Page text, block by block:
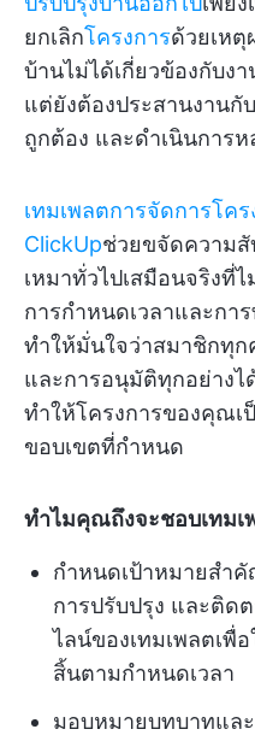
ยกเลิกโครงการด้วยเหตุ
บ้านไม่ได้เกี่ยวข้องกับง
แต่ยังต้องประสานงานกั
ถูกต้อง และดำเนินการ
เทมเพลตการจัดการโค
ClickUpช่วยขจัดความ
เหมาทั่วไปเสมือนจริงที่
การกำหนดเวลาและกา
ทำให้มั่นใจว่าสมาชิกทุก
และการอนุมัติทุกอย่างไ
ทำให้โครงการของคุณ
ขอบเขตที่กำหนด
ทำไมคุณถึงจะชอบเทมเ
กำหนดเป้าหมายสำ
การปรับปรุง และติด
ไลน์ของเทมเพลตเพื่
สิ้นตามกำหนดเวลา
มอบหมายบทบาทแล